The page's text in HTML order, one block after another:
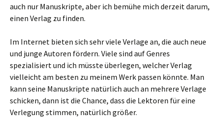
auch nur Manuskripte, aber ich bemühe mich derzeit darum,
einen Verlag zu finden.
Im Internet bieten sich sehr viele Verlage an, die auch neue
und junge Autoren fördern. Viele sind auf Genres
spezialisiert und ich müsste überlegen, welcher Verlag
vielleicht am besten zu meinem Werk passen könnte. Man
kann seine Manuskripte natürlich auch an mehrere Verlage
schicken, dann ist die Chance, dass die Lektoren für eine
Verlegung stimmen, natürlich größer.